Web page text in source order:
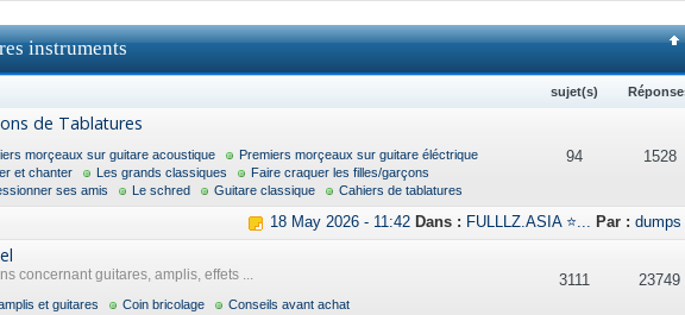
instruments
sujet(s)
de Tablatures
morçeaux sur guitare acoustique
Premiers morçeaux sur guitare éléctrique
et chanter
Les grands classiques
Faire craquer les filles/garçons
ses amis
Le schred Guitare classique Cahiers de tablatures
94 1528
18 May 2026 - 11:42 Dans : FULLLZ.ASIA ⭐... Par : dumps
concernant guitares, amplis, effets ...
et guitares Coin bricolage Conseils avant achat
3111 23749